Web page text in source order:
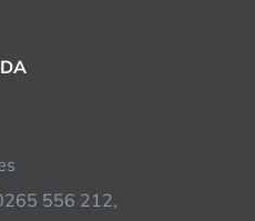
556 212,